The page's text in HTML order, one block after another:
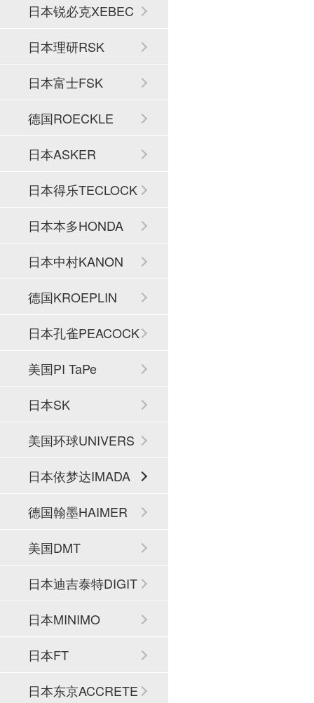
日本锐必克XEBEC
日本理研RSK
日本富士FSK
德国ROECKLE
日本ASKER
日本得乐TECLOCK
日本本多HONDA
日本中村KANON
德国KROEPLIN
日本孔雀PEACOCK
美国PI TaPe
日本SK
美国环球UNIVERS
AL
日本依梦达IMADA
德国翰墨HAIMER
美国DMT
日本迪吉泰特DIGIT
ECH
日本MINIMO
日本FT
日本东京ACCRETE